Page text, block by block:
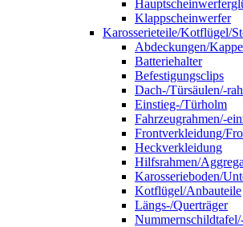
Klappscheinwerfer
Karosserieteile/Kotflügel/
Abdeckungen/
Batteriehalter
Befestigungsclips
Dach-/Türsäulen/-
Einstieg-/Türholm
Fahrzeugrahmen/-
Frontverkleidung/
Heckverkleidung
Hilfsrahmen/
Karosserieboden/
Kotflügel/Anbauteile
Längs-/Querträger